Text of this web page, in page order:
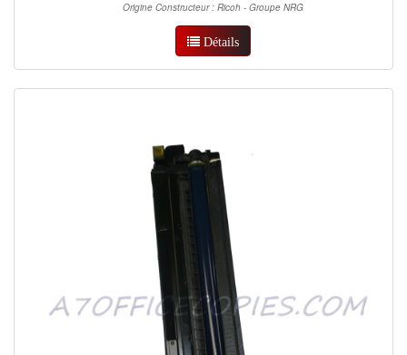
Origine Constructeur : Ricoh - Groupe NRG
Détails